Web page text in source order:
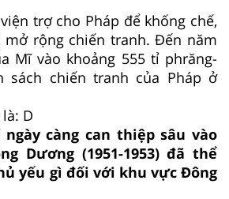
trợ cho Pháp để khống chế,
mở rộng chiến tranh. Đến năm
Mĩ vào khoảng 555 tỉ phrăng-
sách chiến tranh của Pháp ở
D
ngày càng can thiệp sâu vào
Dương (1951-1953) đã thể
yếu gì đối với khu vực Đông